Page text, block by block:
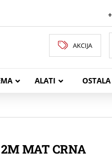
AKCIJA
ALATI
MAT CRNA